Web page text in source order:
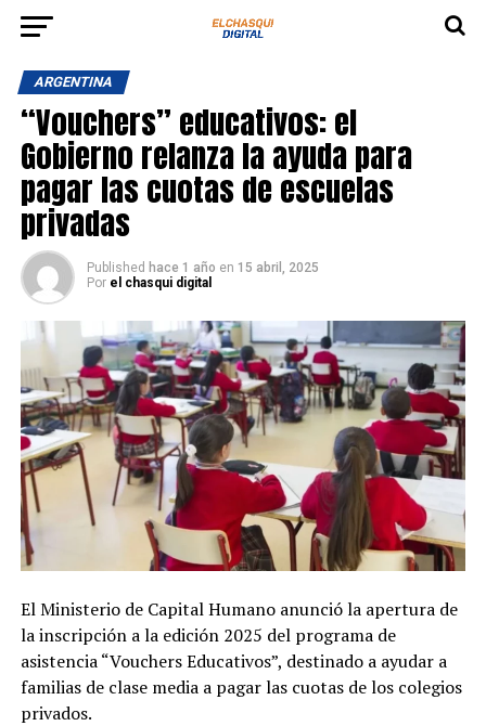
ARGENTINA
“Vouchers” educativos: el
Gobierno relanza la ayuda para
pagar las cuotas de escuelas
privadas
Published hace 1 año en 15 abril, 2025
Por el chasqui digital
El Ministerio de Capital Humano anunció la apertura de
la inscripción a la edición 2025 del programa de
asistencia “Vouchers Educativos”, destinado a ayudar a
familias de clase media a pagar las cuotas de los colegios
privados.